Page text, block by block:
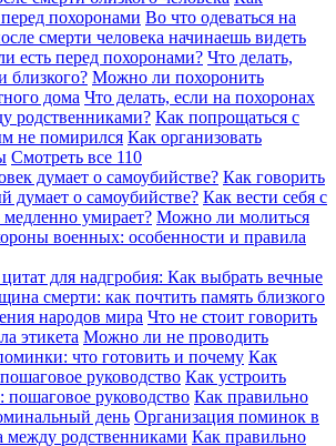
похоронами Во что одеваться на
смерти человека начинаешь видеть
есть перед похоронами? Что делать,
близкого? Можно ли похоронить
дома Что делать, если на похоронах
родственниками? Как попрощаться с
не помирился Как организовать
Смотреть все 110
думает о самоубийстве? Как говорить
думает о самоубийстве? Как вести себя с
умирает? Можно ли молиться
военных: особенности и правила
для надгробия: Как выбрать вечные
смерти: как почтить память близкого
народов мира Что не стоит говорить
этикета Можно ли не проводить
что готовить и почему Как
руководство Как устроить
пошаговое руководство Как правильно
день Организация поминок в
между родственниками Как правильно